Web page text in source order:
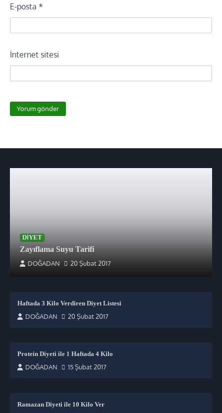
E-posta *
İnternet sitesi
DIYET
Zayıflama Suyu Tarifi
DOĞADAN 20 Şubat 2017
Haftada 3 Kilo Verdiren Diyet Listesi
DOĞADAN 20 Şubat 2017
Protein Diyeti ile 1 Haftada 4 Kilo
DOĞADAN 15 Şubat 2017
Ramazan Diyeti ile 10 Kilo Ver